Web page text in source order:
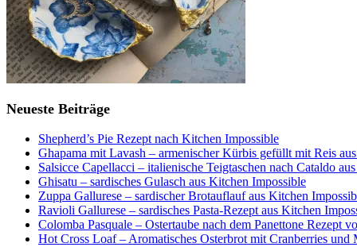
Neueste Beiträge
Shepherd’s Pie Rezept nach Kitchen Impossible
Ghapama mit Lavash – armenischer Kürbis gefüllt mit Reis
Salsicce Capellacci – italienische Teigtaschen nach Cataldo
Ghisatu – sardisches Gulasch aus Kitchen Impossible
Zuppa Gallurese – sardischer Brotauflauf aus Kitchen
Ravioli Gallurese – sardisches Pasta-Rezept aus Kitchen
Colomba Pasquale – Ostertaube nach dem Panettone Rezept
Hot Cross Loaf – Aromatisches Osterbrot mit Cranberries und